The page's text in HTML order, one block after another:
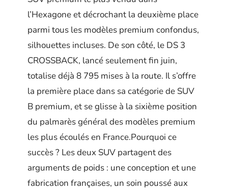
l’Hexagone et décrochant la deuxième place
parmi tous les modèles premium confondus,
silhouettes incluses. De son côté, le DS 3
CROSSBACK, lancé seulement fin juin,
totalise déjà 8 795 mises à la route. Il s’offre
la première place dans sa catégorie de SUV
B premium, et se glisse à la sixième position
du palmarès général des modèles premium
les plus écoulés en France.Pourquoi ce
succès ? Les deux SUV partagent des
arguments de poids : une conception et une
fabrication françaises, un soin poussé aux